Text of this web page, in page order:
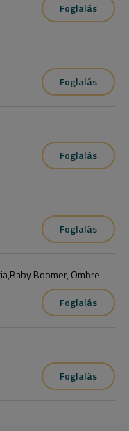
Foglalás
Foglalás
Foglalás
Foglalás
Boomer, Ombre
Foglalás
Foglalás